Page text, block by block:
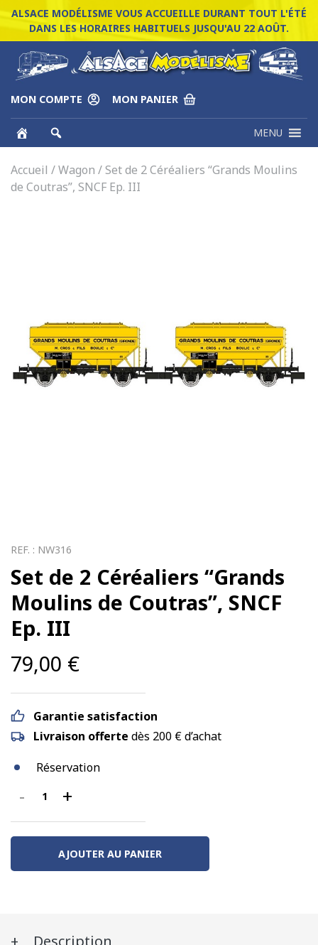
ALSACE MODÉLISME VOUS ACCUEILLE DURANT TOUT L'ÉTÉ
DANS LES HORAIRES HABITUELS JUSQU'AU 22 AOÛT.
MON COMPTE MON PANIER
MENU
Accueil /Wagon / Set de 2 Céréaliers “Grands Moulins
de Coutras”, SNCF Ep. III
REF. : NW316
Set de 2 Céréaliers “Grands
Moulins de Coutras”, SNCF
Ep. III
79,00 €
Garantie satisfaction
Livraison offerte dès 200 € d’achat
Réservation
-
quantité
de
Set
2
de
+
AJOUTER AU PANIER
Description